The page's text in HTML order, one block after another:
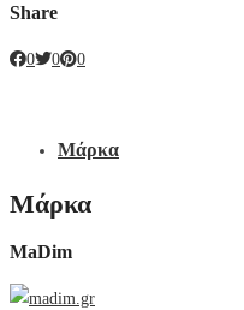
Share
0 0 0
Μάρκα
Μάρκα
MaDim